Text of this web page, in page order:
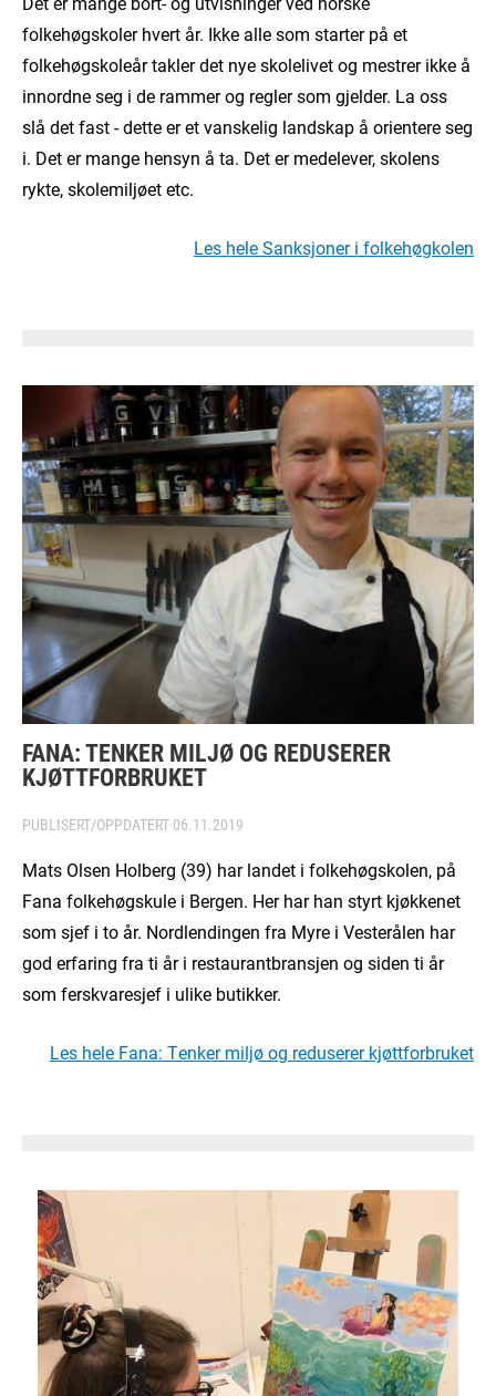
folkehøgskoler hvert år. Ikke alle som starter på et
folkehøgskoleår takler det nye skolelivet og mestrer ikke å
innordne seg i de rammer og regler som gjelder. La oss
slå det fast - dette er et vanskelig landskap å orientere seg
i. Det er mange hensyn å ta. Det er medelever, skolens
rykte, skolemiljøet etc.
Les hele Sanksjoner i folkehøgkolen
FANA: TENKER MILJØ OG REDUSERER
KJØTTFORBRUKET
PUBLISERT/OPPDATERT 06.11.2019
Mats Olsen Holberg (39) har landet i folkehøgskolen, på
Fana folkehøgskule i Bergen. Her har han styrt kjøkkenet
som sjef i to år. Nordlendingen fra Myre i Vesterålen har
god erfaring fra ti år i restaurantbransjen og siden ti år
som ferskvaresjef i ulike butikker.
Les hele Fana: Tenker miljø og reduserer kjøttforbruket